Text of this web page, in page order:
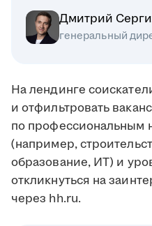
Дмитрий
генеральный
На лендинге
и отфильтровать
по профессиональным
(например,
образование, ИТ) и
откликнуться на
через hh.ru.